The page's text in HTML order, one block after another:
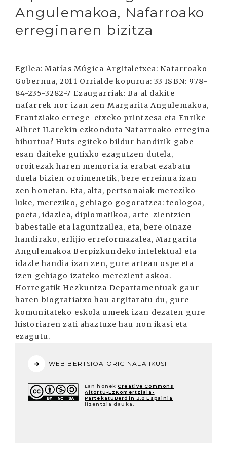
Angulemakoa, Nafarroako
erreginaren bizitza
Egilea: Matías Múgica Argitaletxea: Nafarroako
Gobernua, 2011 Orrialde kopurua: 33 ISBN: 978-
84-235-3282-7 Ezaugarriak: Ba al dakite
nafarrek nor izan zen Margarita Angulemakoa,
Frantziako errege-etxeko printzesa eta Enrike
Albret II.arekin ezkonduta Nafarroako erregina
bihurtua? Huts egiteko bildur handirik gabe
esan daiteke gutixko ezagutzen dutela,
oroitezak haren memoria ia erabat ezabatu
duela bizien oroimenetik, bere erreinua izan
zen honetan. Eta, alta, pertsonaiak mereziko
luke, mereziko, gehiago gogoratzea: teologoa,
poeta, idazlea, diplomatikoa, arte-zientzien
babestaile eta laguntzailea, eta, bere oinaze
handirako, erlijio erreformazalea, Margarita
Angulemakoa Berpizkundeko intelektual eta
idazle handia izan zen, gure artean ospe eta
izen gehiago izateko merezient askoa.
Horregatik Hezkuntza Departamentuak gaur
haren biografiatxo hau argitaratu du, gure
komunitateko eskola umeek izan dezaten gure
historiaren zati ahaztuxe hau non ikasi eta
ezagutu.
WEB BERTSIOA ORIGINALA IKUSI
Lan honek Creative Commons
Aitortu-EzKomertziala-
PartekatuBerdin 3.0 Espainia
lizentzia dauka.